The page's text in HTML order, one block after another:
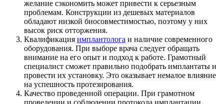
желание сэкономить может привести к серьезным
проблемам. Конструкции из дешевых материалов
обладают низкой биосовместимостью, поэтому у них
высок риск отторжения.
Квалификация имплантолога и наличие современного
оборудования. При выборе врача следует обращать
внимание на его опыт и подход к работе. Грамотный
специалист сможет правильно подобрать имплантаты и
провести их установку. Это оказывает немалое влияние
на успешность протезирования.
Качество проведенной операции. При грамотном
проведении и соблюдении протокола имплантации,